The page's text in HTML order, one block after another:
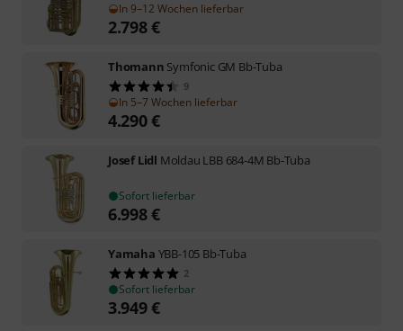
In 9–12 Wochen lieferbar
2.798€
Thomann Symfonic GM Bb-Tuba
9
In 5–7 Wochen lieferbar
4.290€
Josef Lidl Moldau LBB 684-4M Bb-Tuba
Sofort lieferbar
6.998€
Yamaha YBB-105 Bb-Tuba
2
Sofort lieferbar
3.949€